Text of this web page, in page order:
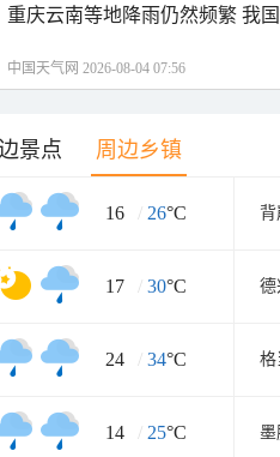
重庆云南等地降雨仍然频繁 我
中国天气网 2026-08-04 07:56
景点 周边乡镇
16 / 26°C 背
17 / 30°C 德
24 / 34°C 格
14 / 25°C 墨